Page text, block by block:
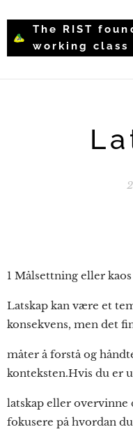
The RIST
working class
1 Målsettning eller kaos
Latskap kan være et
konsekvens, men det
måter å forstå og
konteksten.Hvis du er
latskap eller
fokusere på hvordan